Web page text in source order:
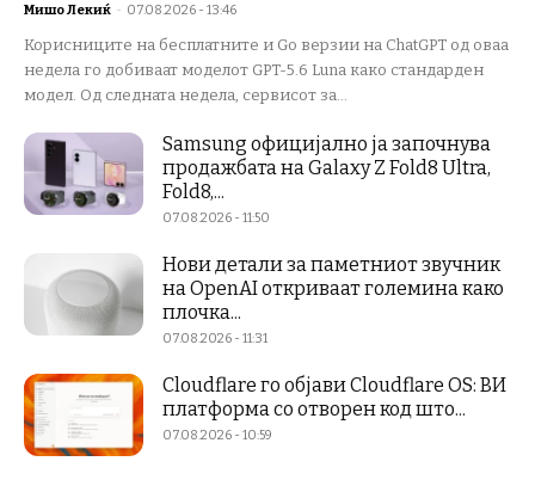
Мишо Лекиќ - 07.08.2026 - 13:46
Корисниците на бесплатните и Go верзии на ChatGPT од оваа
недела го добиваат моделот GPT-5.6 Luna како стандарден
модел. Од следната недела, сервисот за...
Samsung официјално ја започнува
продажбата на Galaxy Z Fold8 Ultra,
Fold8,...
07.08.2026 - 11:50
Нови детали за паметниот звучник
на OpenAI откриваат големина како
плочка...
07.08.2026 - 11:31
Cloudflare го објави Cloudflare OS: ВИ
платформа со отворен код што...
07.08.2026 - 10:59